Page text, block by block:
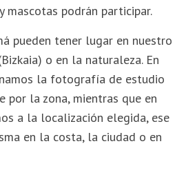
mascotas podrán participar.
pueden tener lugar en nuestro
o en la naturaleza. En
la fotografía de estudio
la zona, mientras que en
a la localización elegida, ese
en la costa, la ciudad o en